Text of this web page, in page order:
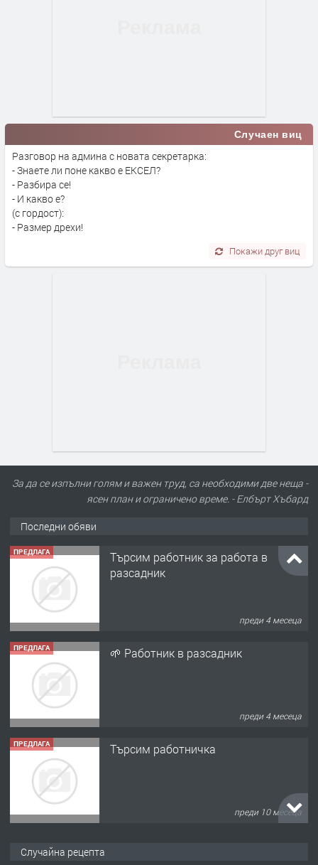
Случаен виц
Разговор на админа с новата секретарка:
- Знаете ли поне какво е ЕКСЕЛ?
- Разбира се!
- И какво е?
(с гордост):
- Размер дрехи!
Покажи друг виц
За да се изпълни голям и важен труд, са необходими две неща -
ясен план и ограничено време. - Елбърт Хъбард
Последни обяви
ПРЕДЛАГА
Търсим работник за работа в
разсадник
преди 4 месеца
ПРЕДЛАГА 🌱 Работник в разсадник
преди 4 месеца
ПРЕДЛАГА Търсим работничка
преди 10 месеца
Случайна рецепта